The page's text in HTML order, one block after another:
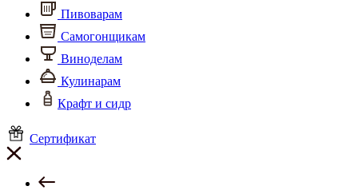
Пивоварам
Самогонщикам
Виноделам
Кулинарам
Крафт и сидр
Сертификат